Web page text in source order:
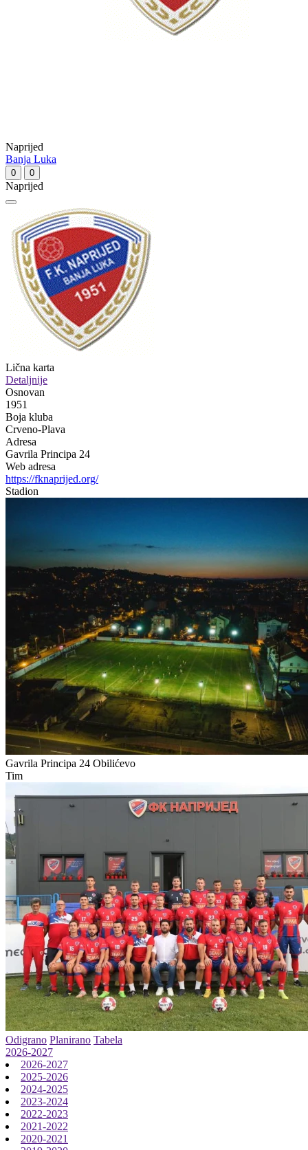
Naprijed
Banja Luka
0 0
Naprijed
Lična karta
Detaljnije
Osnovan
1951
Boja kluba
Crveno-Plava
Adresa
Gavrila Principa 24
Web adresa
https://fknaprijed.org/
Stadion
Gavrila Principa 24 Obilićevo
Tim
Odigrano Planirano Tabela
2026-2027
2026-2027
2025-2026
2024-2025
2023-2024
2022-2023
2021-2022
2020-2021